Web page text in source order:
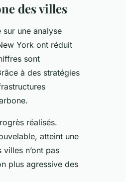
des villes
sur une analyse
York ont réduit
sont
à des stratégies
réalisés.
atteint une
n’ont pas
plus agressive des